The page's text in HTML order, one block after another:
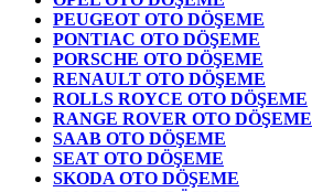
PEUGEOT OTO DÖŞEME
PONTIAC OTO DÖŞEME
PORSCHE OTO DÖŞEME
RENAULT OTO DÖŞEME
ROLLS ROYCE OTO DÖŞEME
RANGE ROVER OTO DÖŞEME
SAAB OTO DÖŞEME
SEAT OTO DÖŞEME
SKODA OTO DÖŞEME